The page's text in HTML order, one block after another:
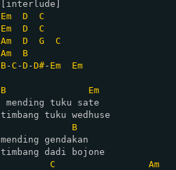
Em
D
C
Em
D
C
Am
D G
C
Am
B
B-C -D -D#- Em Em
B
Em
mending tuku sate
timbang tuku wedhuse
B
mending gendakan
timbang dadi bojone
C
Am